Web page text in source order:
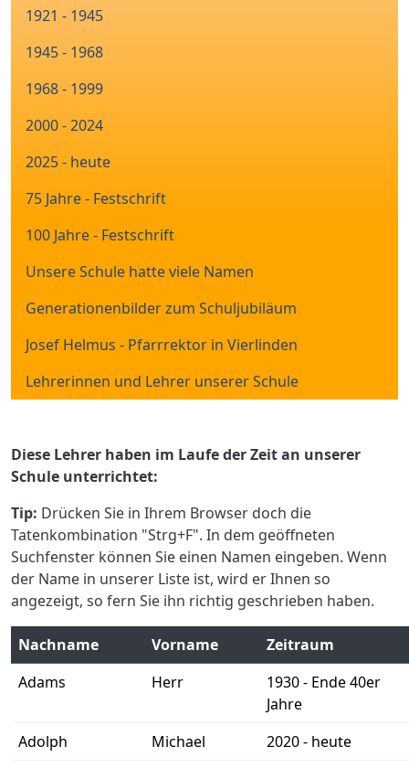
1921 - 1945
1945 - 1968
1968 - 1999
2000 - 2024
2025 - heute
75 Jahre - Festschrift
100 Jahre - Festschrift
Unsere Schule hatte viele Namen
Generationenbilder zum Schuljubiläum
Josef Helmus - Pfarrrektor in Vierlinden
Lehrerinnen und Lehrer unserer Schule
Diese Lehrer haben im Laufe der Zeit an unserer
Schule unterrichtet:
Tip: Drücken Sie in Ihrem Browser doch die
Tatenkombination "Strg+F". In dem geöffneten
Suchfenster können Sie einen Namen eingeben. Wenn
der Name in unserer Liste ist, wird er Ihnen so
angezeigt, so fern Sie ihn richtig geschrieben haben.
Nachname Vorname
Zeitraum
Adams
Herr
1930 - Ende 40er
Jahre
Adolph
Michael
2020 - heute